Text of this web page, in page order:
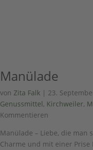
Manülade
von Zita Falk | 23.
Genussmittel, Kirchweiler,
Kommentieren
Manülade – Liebe, die man
Charme und mit einer Prise